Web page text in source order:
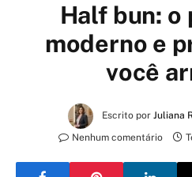
Half bun: o
moderno e
você
Escrito por Juliana
Nenhum comentário